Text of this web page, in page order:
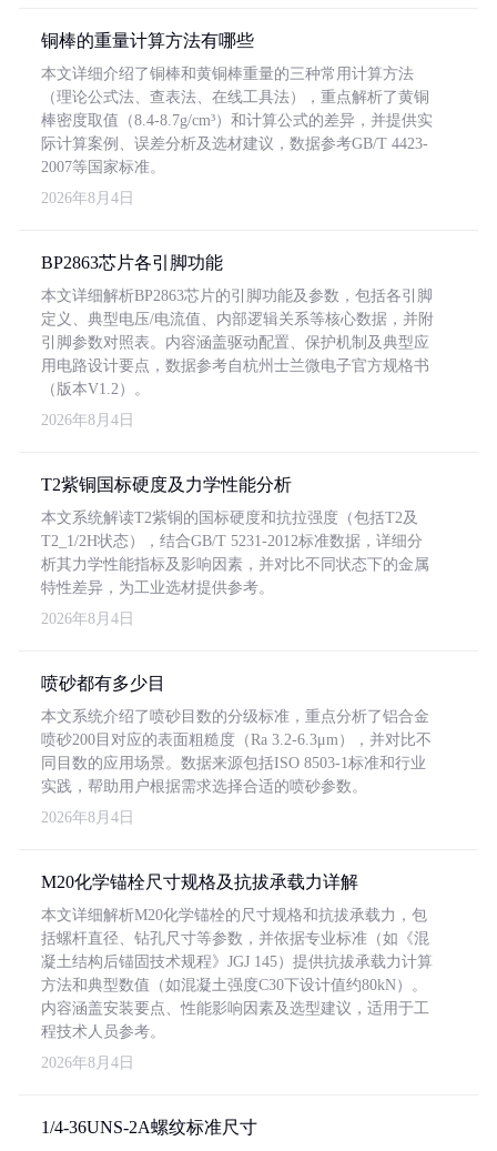
铜棒的重量计算方法有哪些
本文详细介绍了铜棒和黄铜棒重量的三种常用计算方法
（理论公式法、查表法、在线工具法），重点解析了黄铜
棒密度取值（8.4-8.7g/cm³）和计算公式的差异，并提供实
际计算案例、误差分析及选材建议，数据参考GB/T 4423-
2007等国家标准。
2026年8月4日
BP2863芯片各引脚功能
本文详细解析BP2863芯片的引脚功能及参数，包括各引脚
定义、典型电压/电流值、内部逻辑关系等核心数据，并附
引脚参数对照表。内容涵盖驱动配置、保护机制及典型应
用电路设计要点，数据参考自杭州士兰微电子官方规格书
（版本V1.2）。
2026年8月4日
T2紫铜国标硬度及力学性能分析
本文系统解读T2紫铜的国标硬度和抗拉强度（包括T2及
T2_1/2H状态），结合GB/T 5231-2012标准数据，详细分
析其力学性能指标及影响因素，并对比不同状态下的金属
特性差异，为工业选材提供参考。
2026年8月4日
喷砂都有多少目
本文系统介绍了喷砂目数的分级标准，重点分析了铝合金
喷砂200目对应的表面粗糙度（Ra 3.2-6.3μm），并对比不
同目数的应用场景。数据来源包括ISO 8503-1标准和行业
实践，帮助用户根据需求选择合适的喷砂参数。
2026年8月4日
M20化学锚栓尺寸规格及抗拔承载力详解
本文详细解析M20化学锚栓的尺寸规格和抗拔承载力，包
括螺杆直径、钻孔尺寸等参数，并依据专业标准（如《混
凝土结构后锚固技术规程》JGJ 145）提供抗拔承载力计算
方法和典型数值（如混凝土强度C30下设计值约80kN）。
内容涵盖安装要点、性能影响因素及选型建议，适用于工
程技术人员参考。
2026年8月4日
1/4-36UNS-2A螺纹标准尺寸